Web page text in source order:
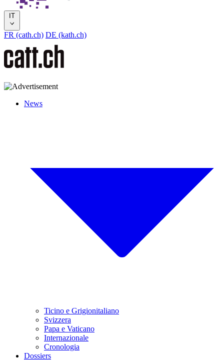
IT
FR (cath.ch) DE (kath.ch)
News
Ticino e Grigionitaliano
Svizzera
Papa e Vaticano
Internazionale
Cronologia
Dossiers